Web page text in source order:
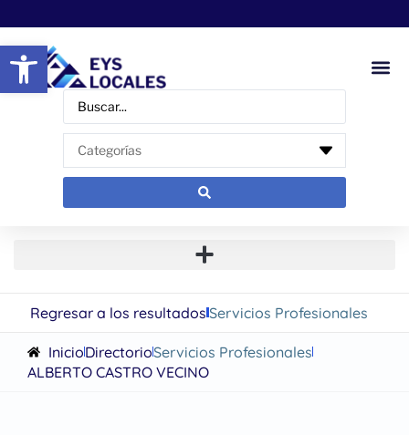
Abrir barra de herramientas
Regresar a los resultadosServicios Profesionales
InicioDirectorioServicios Profesionales
ALBERTO CASTRO VECINO